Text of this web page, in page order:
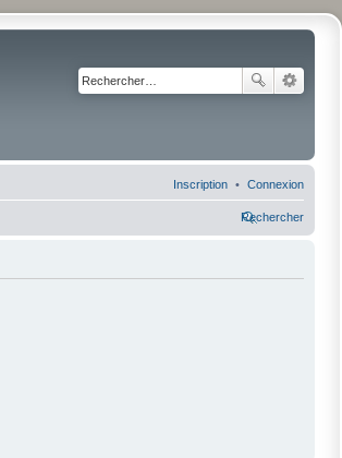
Connexion
Inscription
Rechercher